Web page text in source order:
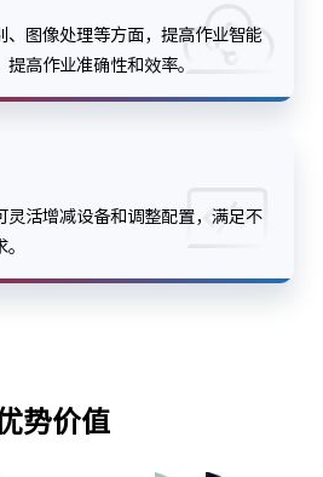
、图像处理等方面，提高作业智能
高作业准确性和效率。
灵活增减设备和调整配置，满足不
势价值